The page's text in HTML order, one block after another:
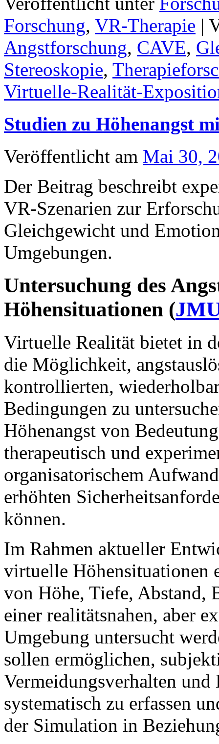
Forschung, VR-Therapie |
Angstforschung, CAVE,
Stereoskopie,
Virtuelle-Realität-
Studien zu Höhenangst
Veröffentlicht am Mai 30,
Der Beitrag beschreibt
VR-Szenarien zur
Gleichgewicht und
Umgebungen.
Untersuchung des
Höhensituationen (
Virtuelle Realität bietet in
die Möglichkeit,
kontrollierten,
Bedingungen zu
Höhenangst von
therapeutisch und
organisatorischem
erhöhten
können.
Im Rahmen aktueller
virtuelle Höhensituationen
von Höhe, Tiefe, Abstand,
einer realitätsnahen, aber
Umgebung untersucht
sollen ermöglichen,
Vermeidungsverhalten und
systematisch zu erfassen
der Simulation in